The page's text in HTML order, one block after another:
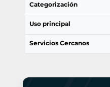
Categorización
Uso principal
Servicios Cercanos